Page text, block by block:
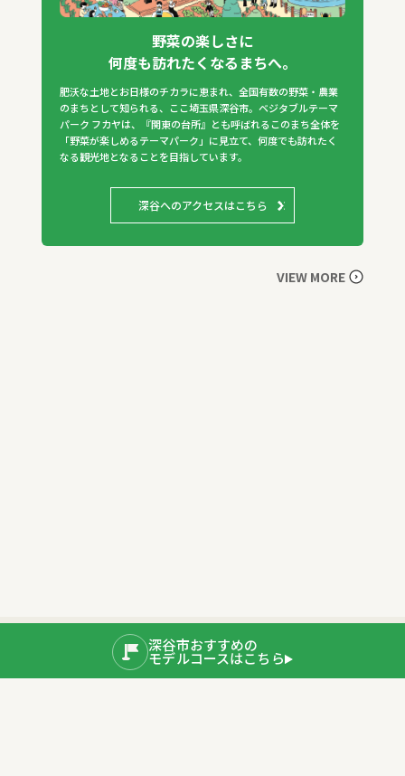
野菜の楽しさに
何度も訪れたくなるまちへ。
肥沃な土地とお日様のチカラに恵まれ、全国有数の野菜・農業
のまちとして知られる、ここ埼玉県深谷市。ベジタブルテーマ
パーク フカヤは、『関東の台所』とも呼ばれるこのまち全体を
「野菜が楽しめるテーマパーク」に見立て、何度でも訪れたく
なる観光地となることを目指しています。
深谷へのアクセスはこちら
VIEW MORE
深谷市おすすめの
モデルコースはこちら